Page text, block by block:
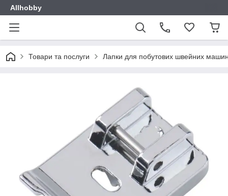
Allhobby
Товари та послуги Лапки для побутових швейних